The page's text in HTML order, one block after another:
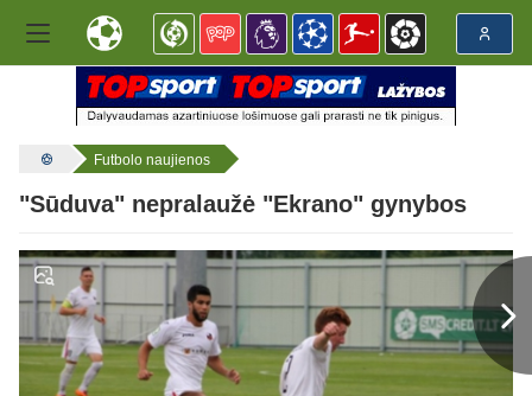
Futbolo naujienos
"Sūduva" nepralaužė "Ekrano" gynybos